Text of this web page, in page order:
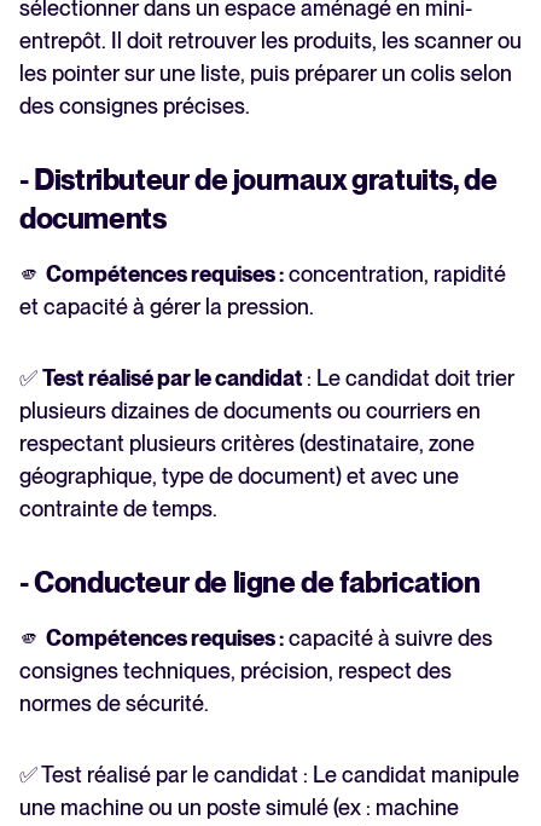
sélectionner dans un espace aménagé en mini-
entrepôt. Il doit retrouver les produits, les scanner ou
les pointer sur une liste, puis préparer un colis selon
des consignes précises.
- Distributeur de journaux gratuits, de
documents
🫵 Compétences requises :concentration, rapidité
et capacité à gérer la pression.
✅Test réalisé par le candidat: Le candidat doit trier
plusieurs dizaines de documents ou courriers en
respectant plusieurs critères (destinataire, zone
géographique, type de document) et avec une
contrainte de temps.
- Conducteur de ligne de fabrication
🫵 Compétences requises :capacité à suivre des
consignes techniques, précision, respect des
normes de sécurité.
✅ Test réalisé par le candidat : Le candidat manipule
une machine ou un poste simulé (ex : machine